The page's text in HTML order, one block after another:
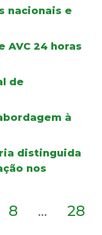
nacionais e
AVC 24 horas
de
à
distinguida
nos
8 ... 28